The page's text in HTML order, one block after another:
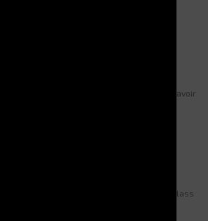
avec une solution de gestion des outils,
et les déplacements. Retour sur
de trois ans.
Electroclass. Contactez-nous pour en savoir
permettent de mieux gérer les
les stocks avec précision. Cela aide à
assurant la disponibilité. Une gestion
les pertes et améliorer l’efficacité. Electroclass
pour chaque entreprise. Vous
adapté à vos besoins.